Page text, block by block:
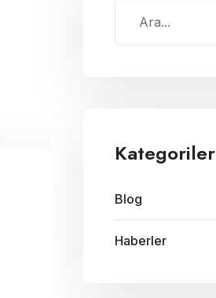
Kategoriler
Blog
Haberler